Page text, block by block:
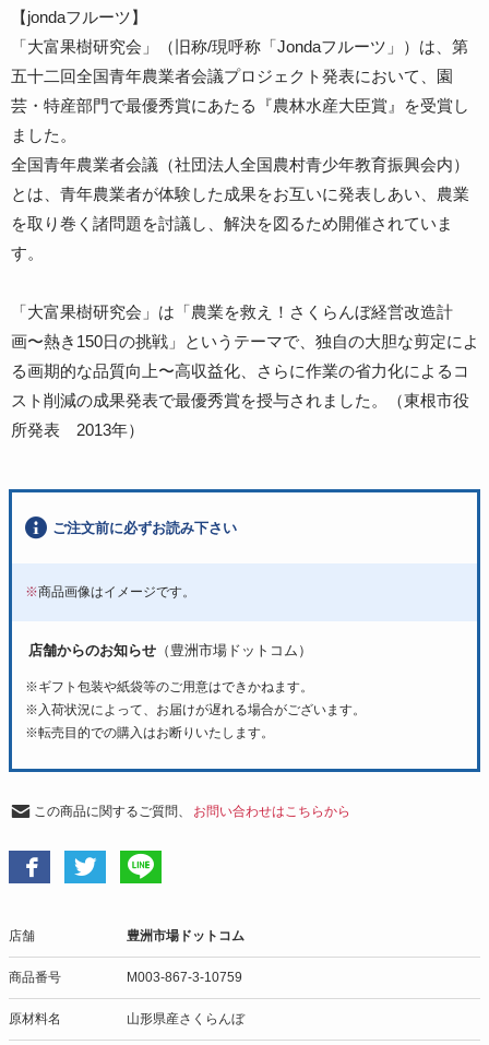
【jondaフルーツ】
「大富果樹研究会」（旧称/現呼称「Jondaフルーツ」）は、第
五十二回全国青年農業者会議プロジェクト発表において、園
芸・特産部門で最優秀賞にあたる『農林水産大臣賞』を受賞し
ました。
全国青年農業者会議（社団法人全国農村青少年教育振興会内）
とは、青年農業者が体験した成果をお互いに発表しあい、農業
を取り巻く諸問題を討議し、解決を図るため開催されていま
す。
「大富果樹研究会」は「農業を救え！さくらんぼ経営改造計
画〜熱き150日の挑戦」というテーマで、独自の大胆な剪定によ
る画期的な品質向上〜高収益化、さらに作業の省力化によるコ
スト削減の成果発表で最優秀賞を授与されました。（東根市役
所発表 2013年）
ご注文前に必ずお読み下さい
※商品画像はイメージです。
店舗からのお知らせ （豊洲市場ドットコム）
※ギフト包装や紙袋等のご用意はできかねます。
※入荷状況によって、お届けが遅れる場合がございます。
※転売目的での購入はお断りいたします。
この商品に関するご質問、 お問い合わせはこちらから
店舗 豊洲市場ドットコム
商品番号 M003-867-3-10759
原材料名 山形県産さくらんぼ